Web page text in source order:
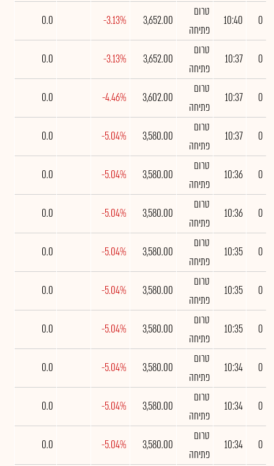
0
10:40
טרום
פתיחה
3,652.00
-3.13%
0.0
0
10:37
טרום
פתיחה
3,652.00
-3.13%
0.0
0
10:37
טרום
פתיחה
3,602.00
-4.46%
0.0
0
10:37
טרום
פתיחה
3,580.00
-5.04%
0.0
0
10:36
טרום
פתיחה
3,580.00
-5.04%
0.0
0
10:36
טרום
פתיחה
3,580.00
-5.04%
0.0
0
10:35
טרום
פתיחה
3,580.00
-5.04%
0.0
0
10:35
טרום
פתיחה
3,580.00
-5.04%
0.0
0
10:35
טרום
פתיחה
3,580.00
-5.04%
0.0
0
10:34
טרום
פתיחה
3,580.00
-5.04%
0.0
0
10:34
טרום
פתיחה
3,580.00
-5.04%
0.0
0
10:34
טרום
פתיחה
3,580.00
-5.04%
0.0